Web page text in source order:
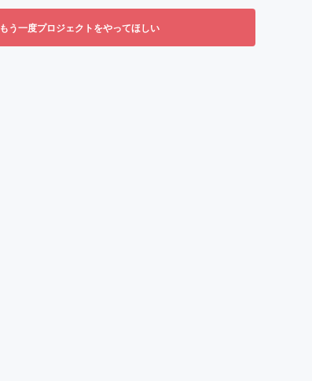
もう一度プロジェクトをやってほしい